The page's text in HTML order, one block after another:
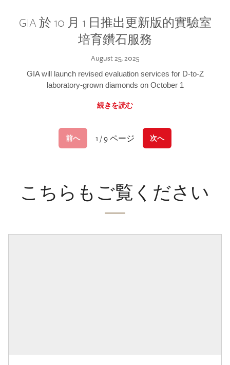
GIA 於 10 月 1 日推出更新版的實驗室
培育鑽石服務
August 25, 2025
GIA will launch revised evaluation services for D-to-Z
laboratory-grown diamonds on October 1
続きを読む
前へ 1 / 9 ページ 次へ
こちらもご覧ください